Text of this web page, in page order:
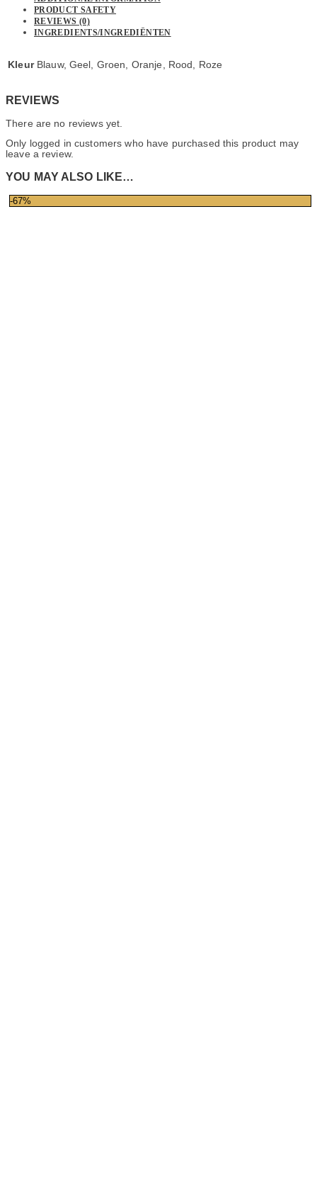
PRODUCT SAFETY
REVIEWS (0)
INGREDIENTS/INGREDIËNTEN
Kleur Blauw, Geel, Groen, Oranje, Rood, Roze
REVIEWS
There are no reviews yet.
Only logged in customers who have purchased this product may
leave a review.
YOU MAY ALSO LIKE…
-67%